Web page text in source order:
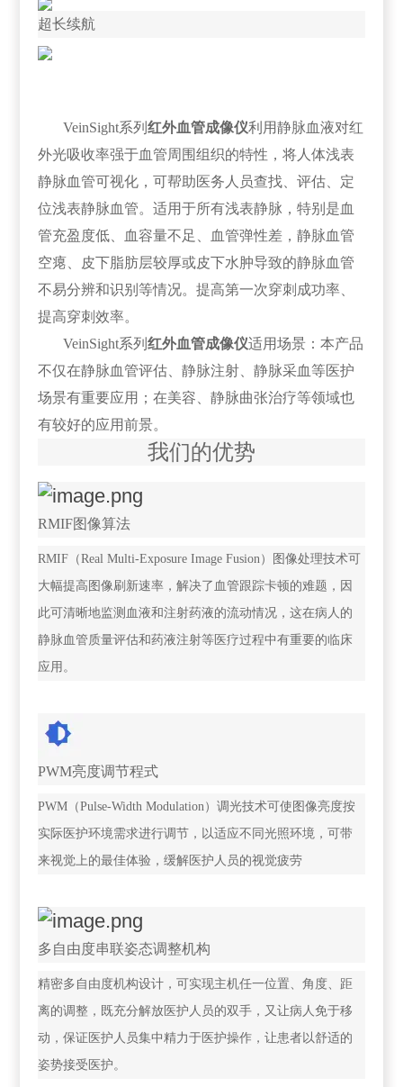
超长续航
VeinSight系列红外血管成像仪利用静脉血液对红
外光吸收率强于血管周围组织的特性，将人体浅表
静脉血管可视化，可帮助医务人员查找、评估、定
位浅表静脉血管。适用于所有浅表静脉，特别是血
管充盈度低、血容量不足、血管弹性差，静脉血管
空瘪、皮下脂肪层较厚或皮下水肿导致的静脉血管
不易分辨和识别等情况。提高第一次穿刺成功率、
提高穿刺效率。
VeinSight系列红外血管成像仪适用场景：本产品
不仅在静脉血管评估、静脉注射、静脉采血等医护
场景有重要应用；在美容、静脉曲张治疗等领域也
有较好的应用前景。
我们的优势
RMIF图像算法
RMIF（Real Multi-Exposure Image Fusion）图像处理技术可
大幅提高图像刷新速率，解决了血管跟踪卡顿的难题，因
此可清晰地监测血液和注射药液的流动情况，这在病人的
静脉血管质量评估和药液注射等医疗过程中有重要的临床
应用。
PWM亮度调节程式
PWM（Pulse-Width Modulation）调光技术可使图像亮度按
实际医护环境需求进行调节，以适应不同光照环境，可带
来视觉上的最佳体验，缓解医护人员的视觉疲劳
多自由度串联姿态调整机构
精密多自由度机构设计，可实现主机任一位置、角度、距
离的调整，既充分解放医护人员的双手，又让病人免于移
动，保证医护人员集中精力于医护操作，让患者以舒适的
姿势接受医护。